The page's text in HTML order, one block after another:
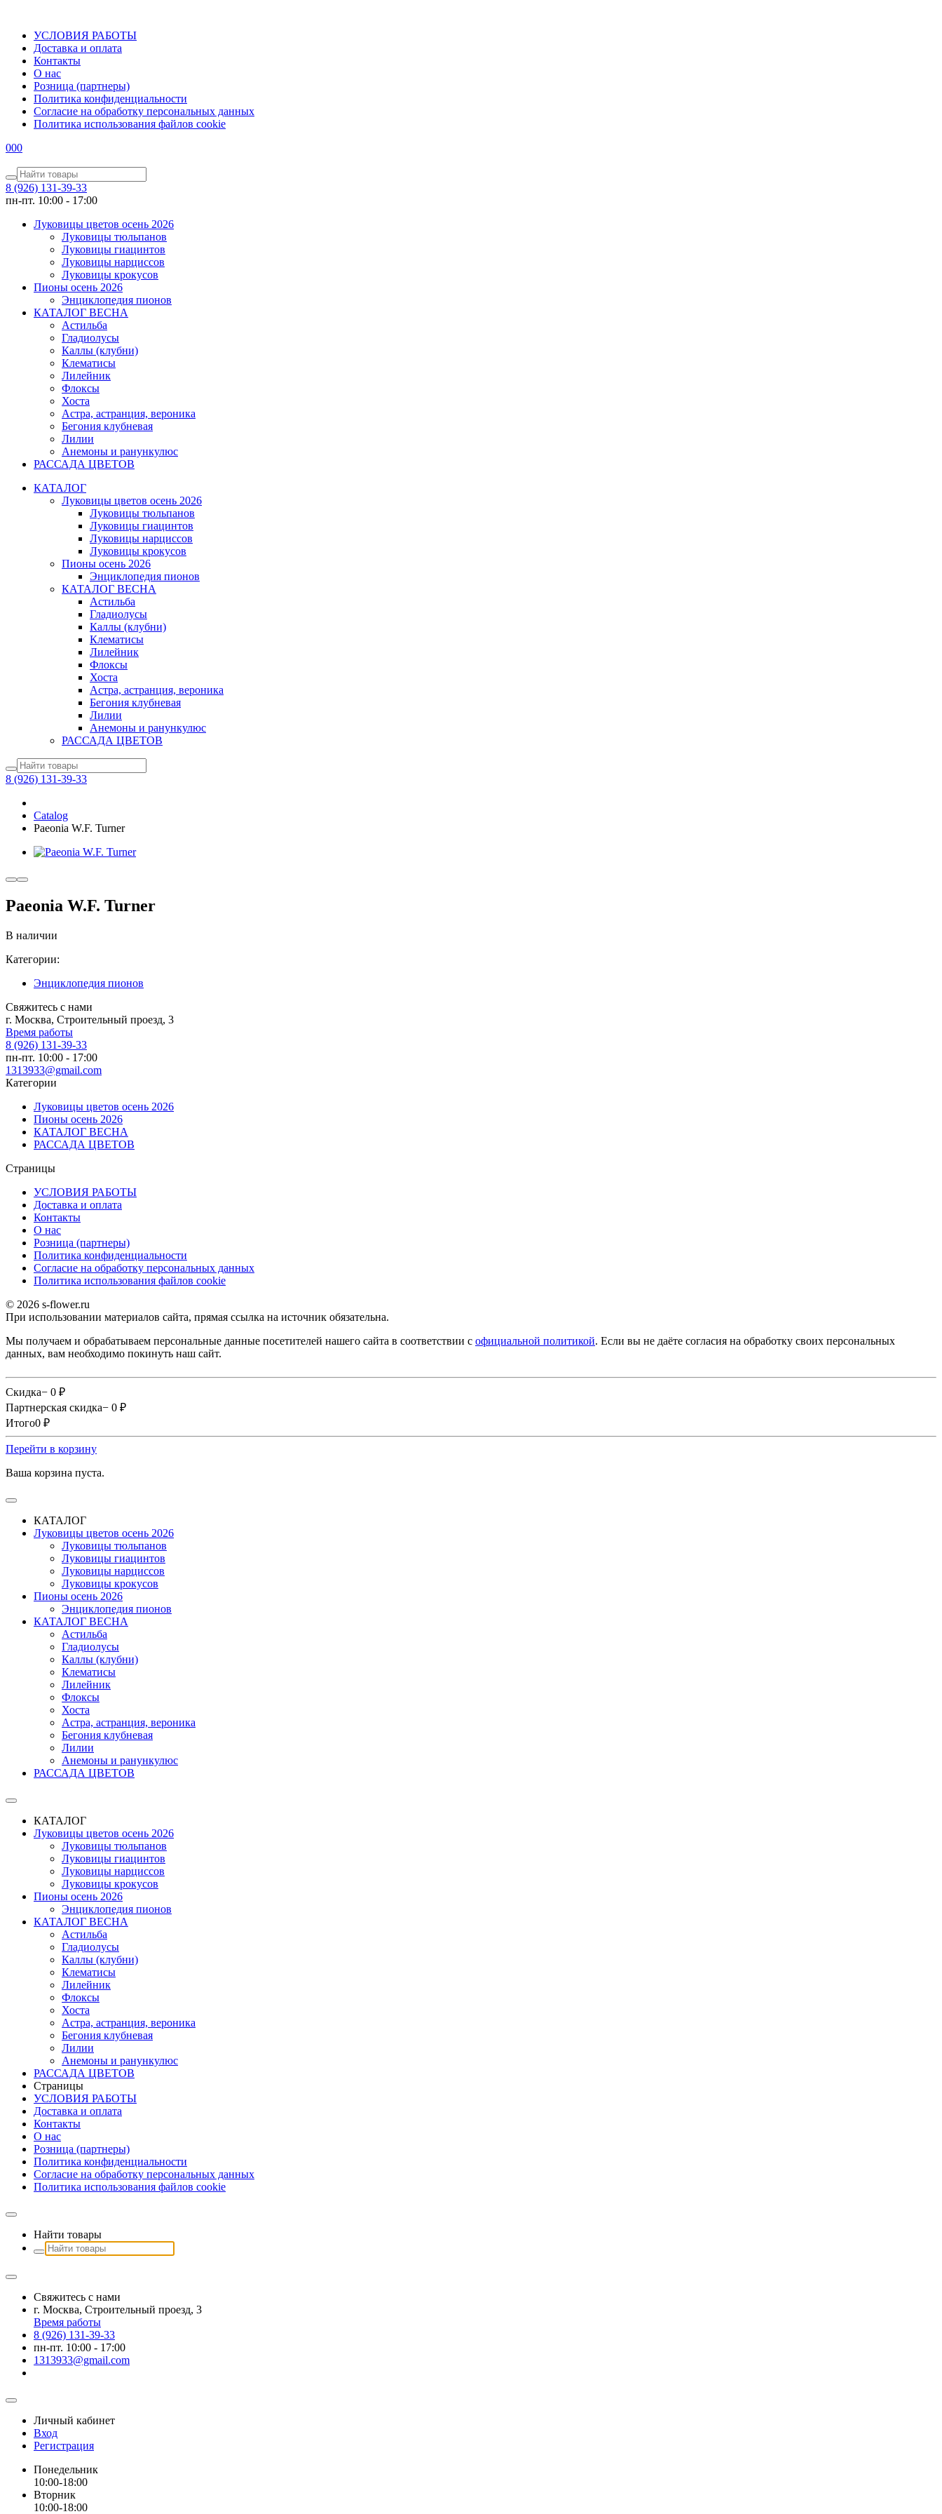
УСЛОВИЯ РАБОТЫ
Доставка и оплата
Контакты
О наc
Розница (партнеры)
Политика конфиденциальности
Согласие на обработку персональных данных
Политика использования файлов сookie
000
8 (926) 131-39-33
пн-пт. 10:00 - 17:00
Луковицы цветов осень 2026
Луковицы тюльпанов
Луковицы гиацинтов
Луковицы нарциссов
Луковицы крокусов
Пионы осень 2026
Энциклопедия пионов
КАТАЛОГ ВЕСНА
Астильба
Гладиолусы
Каллы (клубни)
Клематисы
Лилейник
Флоксы
Хоста
Астра, астранция, вероника
Бегония клубневая
Лилии
Анемоны и ранункулюс
РАССАДА ЦВЕТОВ
КАТАЛОГ
Луковицы цветов осень 2026
Луковицы тюльпанов
Луковицы гиацинтов
Луковицы нарциссов
Луковицы крокусов
Пионы осень 2026
Энциклопедия пионов
КАТАЛОГ ВЕСНА
Астильба
Гладиолусы
Каллы (клубни)
Клематисы
Лилейник
Флоксы
Хоста
Астра, астранция, вероника
Бегония клубневая
Лилии
Анемоны и ранункулюс
РАССАДА ЦВЕТОВ
8 (926) 131-39-33
Catalog
Paeonia W.F. Turner
Paeonia W.F. Turner
В наличии
Категории:
Энциклопедия пионов
Свяжитесь с нами
г. Москва, Строительный проезд, 3
Время работы
8 (926) 131-39-33
пн-пт. 10:00 - 17:00
1313933@gmail.com
Категории
Луковицы цветов осень 2026
Пионы осень 2026
КАТАЛОГ ВЕСНА
РАССАДА ЦВЕТОВ
Страницы
УСЛОВИЯ РАБОТЫ
Доставка и оплата
Контакты
О наc
Розница (партнеры)
Политика конфиденциальности
Согласие на обработку персональных данных
Политика использования файлов сookie
© 2026 s-flower.ru
При использовании материалов сайта, прямая ссылка на источник обязательна.
Мы получаем и обрабатываем персональные данные посетителей нашего сайта в соответствии с официальной политикой. Если вы не даёте согласия на обработку своих персональных
данных, вам необходимо покинуть наш сайт.
Скидка− 0 ₽
Партнерская скидка− 0 ₽
Итого0 ₽
Перейти в корзину
Ваша корзина пуста.
КАТАЛОГ
Луковицы цветов осень 2026
Луковицы тюльпанов
Луковицы гиацинтов
Луковицы нарциссов
Луковицы крокусов
Пионы осень 2026
Энциклопедия пионов
КАТАЛОГ ВЕСНА
Астильба
Гладиолусы
Каллы (клубни)
Клематисы
Лилейник
Флоксы
Хоста
Астра, астранция, вероника
Бегония клубневая
Лилии
Анемоны и ранункулюс
РАССАДА ЦВЕТОВ
КАТАЛОГ
Луковицы цветов осень 2026
Луковицы тюльпанов
Луковицы гиацинтов
Луковицы нарциссов
Луковицы крокусов
Пионы осень 2026
Энциклопедия пионов
КАТАЛОГ ВЕСНА
Астильба
Гладиолусы
Каллы (клубни)
Клематисы
Лилейник
Флоксы
Хоста
Астра, астранция, вероника
Бегония клубневая
Лилии
Анемоны и ранункулюс
РАССАДА ЦВЕТОВ
Страницы
УСЛОВИЯ РАБОТЫ
Доставка и оплата
Контакты
О наc
Розница (партнеры)
Политика конфиденциальности
Согласие на обработку персональных данных
Политика использования файлов сookie
Найти товары
Свяжитесь с нами
г. Москва, Строительный проезд, 3
Время работы
8 (926) 131-39-33
пн-пт. 10:00 - 17:00
1313933@gmail.com
Личный кабинет
Вход
Регистрация
Понедельник
10:00-18:00
Вторник
10:00-18:00